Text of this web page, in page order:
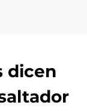
dicen